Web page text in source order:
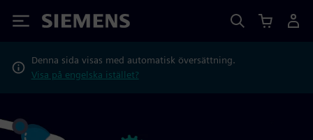
Siemens
Denna sida visas med automatisk översättning.
Visa på engelska istället?